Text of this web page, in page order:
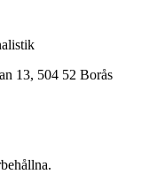
13, 504 52 Borås